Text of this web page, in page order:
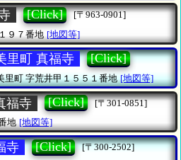
[Click]
[〒963-0901]
９７番地 [地図等]
里町 真福寺 [Click]
里町字荒井甲１５５１番地 [地図等]
福寺 [Click]
[〒301-0851]
地 [地図等]
寺 [Click]
[〒300-2502]